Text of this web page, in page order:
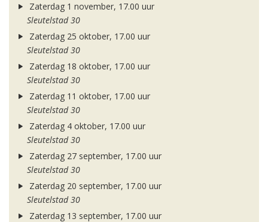
Zaterdag 1 november, 17.00 uur
Sleutelstad 30
Zaterdag 25 oktober, 17.00 uur
Sleutelstad 30
Zaterdag 18 oktober, 17.00 uur
Sleutelstad 30
Zaterdag 11 oktober, 17.00 uur
Sleutelstad 30
Zaterdag 4 oktober, 17.00 uur
Sleutelstad 30
Zaterdag 27 september, 17.00 uur
Sleutelstad 30
Zaterdag 20 september, 17.00 uur
Sleutelstad 30
Zaterdag 13 september, 17.00 uur